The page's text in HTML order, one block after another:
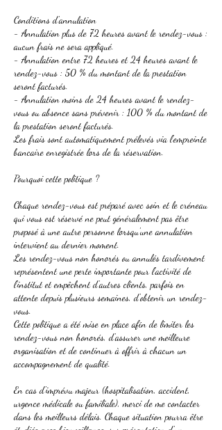
Conditions d'annulation
- Annulation plus de 72 heures avant le rendez-vous :
aucun frais ne sera appliqué.
- Annulation entre 72 heures et 24 heures avant le
rendez-vous : 50 % du montant de la prestation
seront facturés.
- Annulation moins de 24 heures avant le rendez-
vous ou absence sans prévenir : 100 % du montant de
la prestation seront facturés.
Les frais sont automatiquement prélevés via l'empreinte
bancaire enregistrée lors de la réservation.
Pourquoi cette politique ?
Chaque rendez-vous est préparé avec soin et le créneau
qui vous est réservé ne peut généralement pas être
proposé à une autre personne lorsqu'une annulation
intervient au dernier moment.
Les rendez-vous non honorés ou annulés tardivement
représentent une perte importante pour l'activité de
l'institut et empêchent d'autres clients, parfois en
attente depuis plusieurs semaines, d'obtenir un rendez-
vous.
Cette politique a été mise en place afin de limiter les
rendez-vous non honorés, d'assurer une meilleure
organisation et de continuer à offrir à chacun un
accompagnement de qualité.
En cas d'imprévu majeur (hospitalisation, accident,
urgence médicale ou familiale), merci de me contacter
dans les meilleurs délais. Chaque situation pourra être